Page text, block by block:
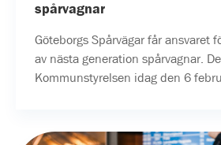
spårvagnar
Göteborgs Spårvägar får ansvaret
av nästa generation spårvagnar.
Kommunstyrelsen idag den 6